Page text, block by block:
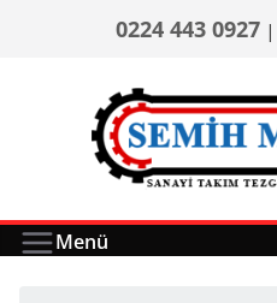
0224 443 0927 |
Menü